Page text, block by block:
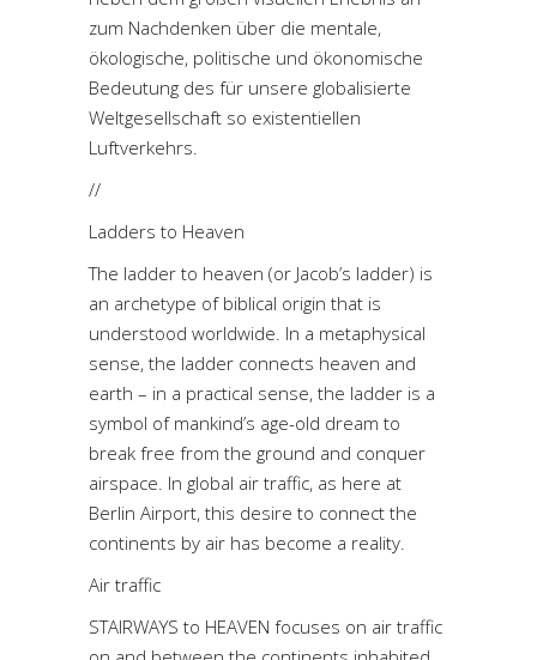
zum Nachdenken über die mentale,
ökologische, politische und ökonomische
Bedeutung des für unsere globalisierte
Weltgesellschaft so existentiellen
Luftverkehrs.
//
Ladders to Heaven
The ladder to heaven (or Jacob’s ladder) is
an archetype of biblical origin that is
understood worldwide. In a metaphysical
sense, the ladder connects heaven and
earth – in a practical sense, the ladder is a
symbol of mankind’s age-old dream to
break free from the ground and conquer
airspace. In global air traffic, as here at
Berlin Airport, this desire to connect the
continents by air has become a reality.
Air traffic
STAIRWAYS to HEAVEN focuses on air traffic